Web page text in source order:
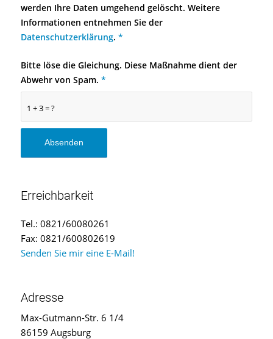
werden Ihre Daten umgehend gelöscht. Weitere
Informationen entnehmen Sie der
Datenschutzerklärung. *
1 + 3 = ?
Bitte löse die Gleichung. Diese Maßnahme dient der
Abwehr von Spam. *
Erreichbarkeit
Tel.: 0821/60080261
Fax: 0821/600802619
Senden Sie mir eine E-Mail!
Adresse
Max-Gutmann-Str. 6 1/4
86159 Augsburg